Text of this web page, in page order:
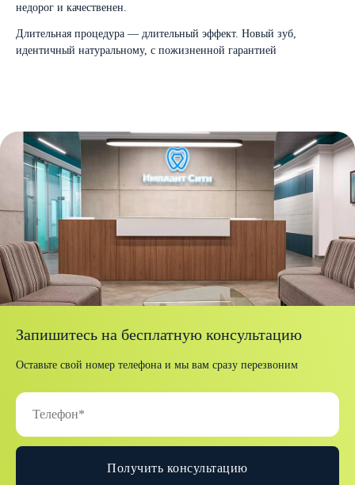
недорог и качественен.
Длительная процедура — длительный эффект. Новый зуб,
идентичный натуральному, с пожизненной гарантией
Запишитесь на бесплатную консультацию
Оставьте свой номер телефона и мы вам сразу перезвоним
Получить консультацию